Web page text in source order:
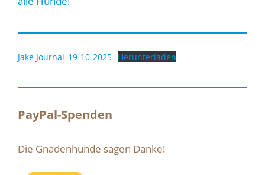
Jake Journal_19-10-2025 Herunterladen
PayPal-Spenden
Die Gnadenhunde sagen Danke!